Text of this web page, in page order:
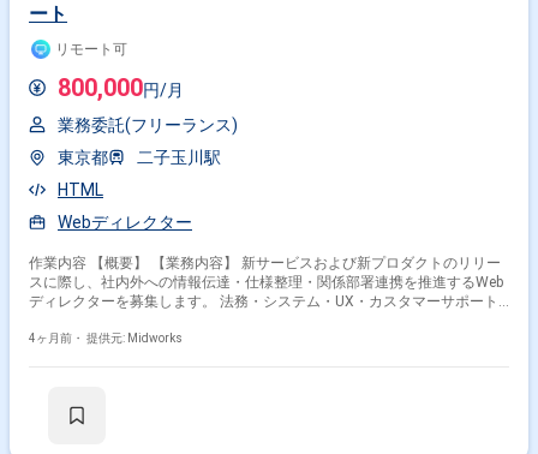
ート
リモート可
800,000円/月
業務委託(フリーランス)
東京都
二子玉川駅
HTML
Webディレクター
作業内容 【概要】 【業務内容】 新サービスおよび新プロダクトのリリー
スに際し、社内外への情報伝達・仕様整理・関係部署連携を推進するWeb
ディレクターを募集します。 法務・システム・UX・カスタマーサポート
ドキュメント整備を通じて、リリース後の円滑な運用を支援していただき
ームと連携） ・案件要件の確認、システム開発担当・テスト担当者とのコ
4ヶ月前・ 提供元: Midworks